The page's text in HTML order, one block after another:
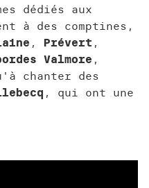
C
H
E
R
C
H
dédiés aux
à des comptines,
, Prévert ,
Valmore ,
chanter des
, qui ont une